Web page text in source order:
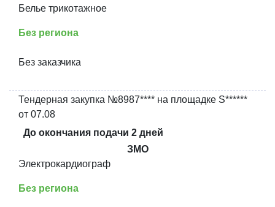
Белье трикотажное
Без региона
Без заказчика
Тендерная закупка №8987**** на площадке S******
от 07.08
До окончания подачи 2 дней
ЗМО
Электрокардиограф
Без региона